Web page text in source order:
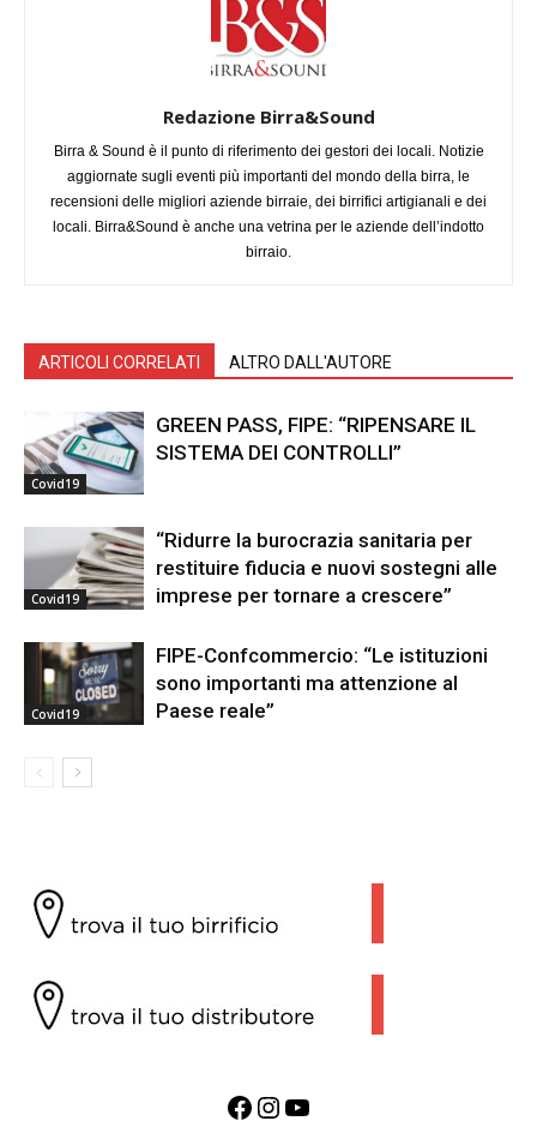
Redazione Birra&Sound
Birra & Sound è il punto di riferimento dei gestori dei locali. Notizie
aggiornate sugli eventi più importanti del mondo della birra, le
recensioni delle migliori aziende birraie, dei birrifici artigianali e dei
locali. Birra&Sound è anche una vetrina per le aziende dell’indotto
birraio.
ARTICOLI CORRELATI ALTRO DALL'AUTORE
Covid19
GREEN PASS, FIPE: “RIPENSARE IL
SISTEMA DEI CONTROLLI”
Covid19
“Ridurre la burocrazia sanitaria per
restituire fiducia e nuovi sostegni alle
imprese per tornare a crescere”
Covid19
FIPE-Confcommercio: “Le istituzioni
sono importanti ma attenzione al
Paese reale”
Facebook InstagramYouTube